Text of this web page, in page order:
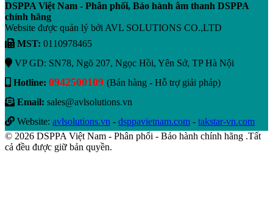
DSPPA Việt Nam - Phân phối, Bảo hành âm thanh DSPPA
chính hãng
Website được quản lý bởi AVL SOLUTIONS CO.,LTD
MST: 0110978465
VP GD: SN78, Ngõ 207, Ngọc Hồi, Yên Sở, TP Hà Nội
Hotline: 0942500109 (Bán hàng - Hỗ trợ giải pháp)
Email: sales@avlsolutions.vn
Website: avlsolutions.vn - dsppavietnam.com - takstar-vn.com
© 2026 DSPPA Việt Nam - Phân phối - Bảo hành chính hãng .Tất
cả đều được giữ bản quyền.